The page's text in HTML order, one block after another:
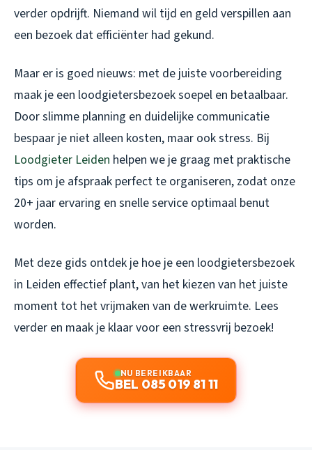
verder opdrijft. Niemand wil tijd en geld verspillen aan
een bezoek dat efficiënter had gekund.
Maar er is goed nieuws: met de juiste voorbereiding
maak je een loodgietersbezoek soepel en betaalbaar.
Door slimme planning en duidelijke communicatie
bespaar je niet alleen kosten, maar ook stress. Bij
Loodgieter Leiden helpen we je graag met praktische
tips om je afspraak perfect te organiseren, zodat onze
20+ jaar ervaring en snelle service optimaal benut
worden.
Met deze gids ontdek je hoe je een loodgietersbezoek
in Leiden effectief plant, van het kiezen van het juiste
moment tot het vrijmaken van de werkruimte. Lees
verder en maak je klaar voor een stressvrij bezoek!
NU BEREIKBAAR
BEL 085 019 81 11